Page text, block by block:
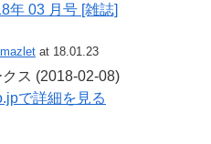
年 03 月号 [雑誌]
at 18.01.23
ス (2018-02-08)
で詳細を見る